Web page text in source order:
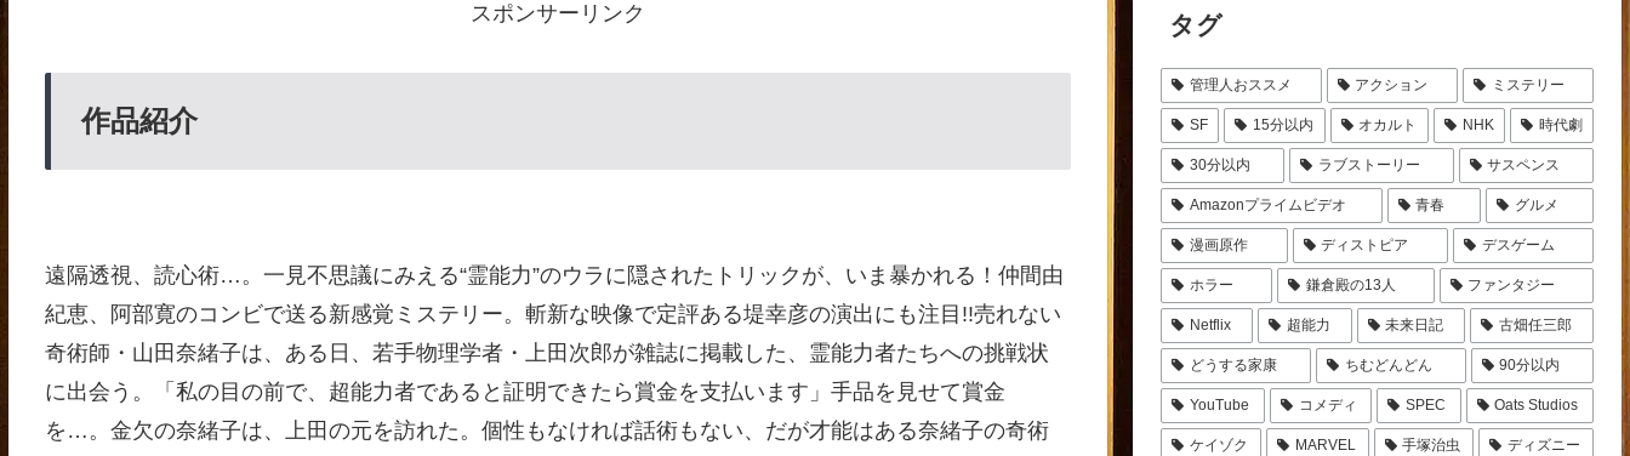
スポンサーリンク
作品紹介
遠隔透視、読心術…。一見不思議にみえる“霊能力”のウラに隠されたトリックが、いま暴かれる！仲間由
紀恵、阿部寛のコンビで送る新感覚ミステリー。斬新な映像で定評ある堤幸彦の演出にも注目!!売れない
奇術師・山田奈緒子は、ある日、若手物理学者・上田次郎が雑誌に掲載した、霊能力者たちへの挑戦状
に出会う。「私の目の前で、超能力者であると証明できたら賞金を支払います」手品を見せて賞金
を…。金欠の奈緒子は、上田の元を訪れた。個性もなければ話術もない、だが才能はある奈緒子の奇術
タグ
管理人おススメ アクション ミステリー
SF 15分以内 オカルト NHK 時代劇
30分以内 ラブストーリー サスペンス
Amazonプライムビデオ 青春 グルメ
漫画原作 ディストピア デスゲーム
ホラー 鎌倉殿の13人 ファンタジー
Netflix 超能力 未来日記 古畑任三郎
どうする家康 ちむどんどん 90分以内
YouTube コメディ SPEC Oats Studios
ケイゾク MARVEL 手塚治虫 ディズニー